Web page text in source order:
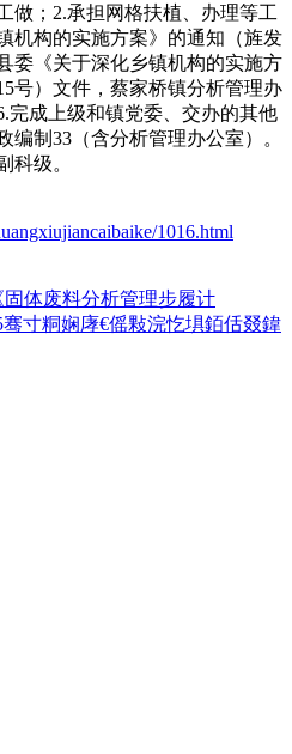
做；2.承担网格扶植、办理等工
机构的实施方案》的通知（旌发
委《关于深化乡镇机构的实施方
号）文件，蔡家桥镇分析管理办
完成上级和镇党委、交办的其他
制33（含分析管理办公室）。
科级。
1016.html
固体废料分析管理步履计
骞寸粡娴庨€傜敤浣忔埧銆佸叕鍏